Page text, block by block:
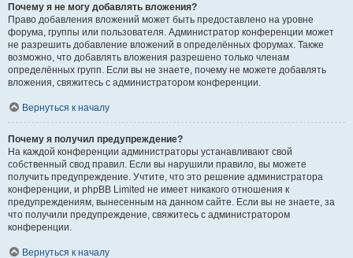
Почему я не могу добавлять вложения?
Право добавления вложений может быть предоставлено на уровне
форума, группы или пользователя. Администратор конференции может
не разрешить добавление вложений в определённых форумах. Также
возможно, что добавлять вложения разрешено только членам
определённых групп. Если вы не знаете, почему не можете добавлять
вложения, свяжитесь с администратором конференции.
Вернуться к началу
Почему я получил предупреждение?
На каждой конференции администраторы устанавливают свой
собственный свод правил. Если вы нарушили правило, вы можете
получить предупреждение. Учтите, что это решение администратора
конференции, и phpBB Limited не имеет никакого отношения к
предупреждениям, вынесенным на данном сайте. Если вы не знаете, за
что получили предупреждение, свяжитесь с администратором
конференции.
Вернуться к началу